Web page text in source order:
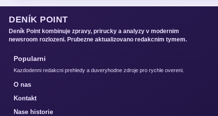
DENÍK POINT
Deník Point kombinuje zpravy, prirucky a analyzy v modernim
newsroom rozlozeni. Prubezne aktualizovano redakcnim tymem.
Popularni
Kazdodenni redakcni prehledy a duveryhodne zdroje pro rychle overeni.
O nas
Kontakt
Nase historie